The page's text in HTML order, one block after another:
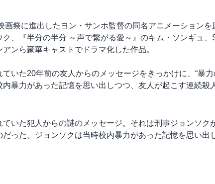
画祭に進出したヨン・サンホ監督の同名アニメーションを
、『半分の半分 ～声で繋がる愛～』のキム・ソンギュ
ンら豪華キャストでドラマ化した作品。
いた20年前の友人からのメッセージをきっかけに、“暴
暴力があった記憶を思い出しつつ、友人が起こす連続殺
ていた犯人からの謎のメッセージ。それは刑事ジョンソク
だった。ジョンソクは当時校内暴力があった記憶を思い出